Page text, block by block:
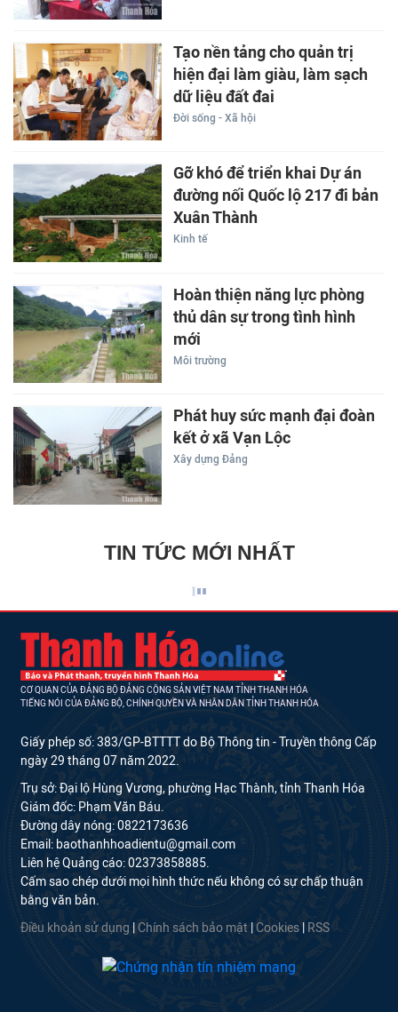
Tạo nền tảng cho quản trị
hiện đại làm giàu, làm sạch
dữ liệu đất đai
Đời sống - Xã hội
Gỡ khó để triển khai Dự án
đường nối Quốc lộ 217 đi bản
Xuân Thành
Kinh tế
Hoàn thiện năng lực phòng
thủ dân sự trong tình hình
mới
Môi trường
Phát huy sức mạnh đại đoàn
kết ở xã Vạn Lộc
Xây dựng Đảng
TIN TỨC MỚI NHẤT
CƠ QUAN CỦA ĐẢNG BỘ ĐẢNG CỘNG SẢN VIỆT NAM TỈNH THANH HÓA
TIẾNG NÓI CỦA ĐẢNG BỘ, CHÍNH QUYỀN VÀ NHÂN DÂN TỈNH THANH HÓA
Giấy phép số: 383/GP-BTTTT do Bộ Thông tin - Truyền thông Cấp
ngày 29 tháng 07 năm 2022.
Trụ sở: Đại lộ Hùng Vương, phường Hạc Thành, tỉnh Thanh Hóa
Giám đốc: Phạm Văn Báu.
Đường dây nóng: 0822173636
Email: baothanhhoadientu@gmail.com
Liên hệ Quảng cáo: 02373858885.
Cấm sao chép dưới mọi hình thức nếu không có sự chấp thuận
bằng văn bản.
Điều khoản sử dụng Chính sách bảo mật Cookies RSS